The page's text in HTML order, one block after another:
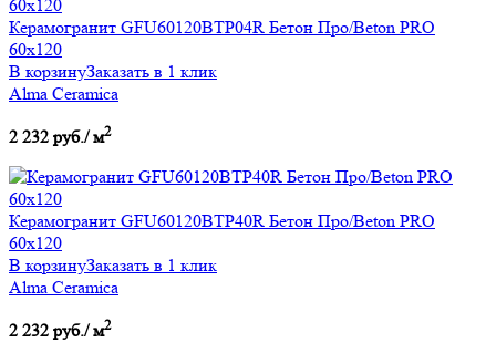
Керамогранит GFU60120BTP04R Бетон Про/Beton PRO
60х120
В корзинуЗаказать в 1 клик
Alma Ceramica
2 232 руб./ м2
Керамогранит GFU60120BTP40R Бетон Про/Beton PRO
60х120
В корзинуЗаказать в 1 клик
Alma Ceramica
2 232 руб./ м2